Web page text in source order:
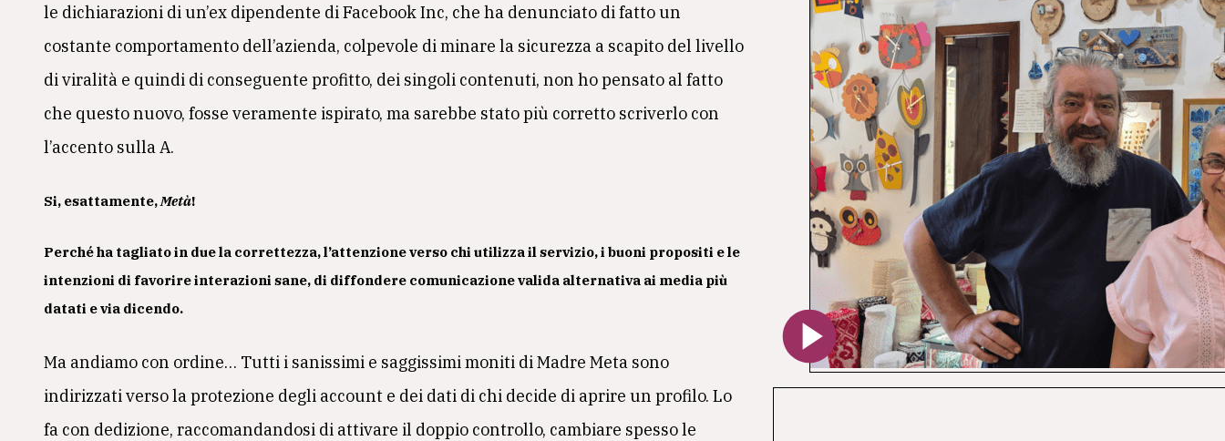
le dichiarazioni di un’ex dipendente di Facebook Inc, che ha denunciato di fatto un
costante comportamento dell’azienda, colpevole di minare la sicurezza a scapito del livello
di viralità e quindi di conseguente profitto, dei singoli contenuti, non ho pensato al fatto
che questo nuovo, fosse veramente ispirato, ma sarebbe stato più corretto scriverlo con
l’accento sulla A.
Si, esattamente,Metà!
Perché ha tagliato in due la correttezza, l’attenzione verso chi utilizza il servizio, i buoni propositi e le
intenzioni di favorire interazioni sane, di diffondere comunicazione valida alternativa ai media più
datati e via dicendo.
Ma andiamo con ordine… Tutti i sanissimi e saggissimi moniti di Madre Meta sono
indirizzati verso la protezione degli account e dei dati di chi decide di aprire un profilo. Lo
fa con dedizione, raccomandandosi di attivare il doppio controllo, cambiare spesso le